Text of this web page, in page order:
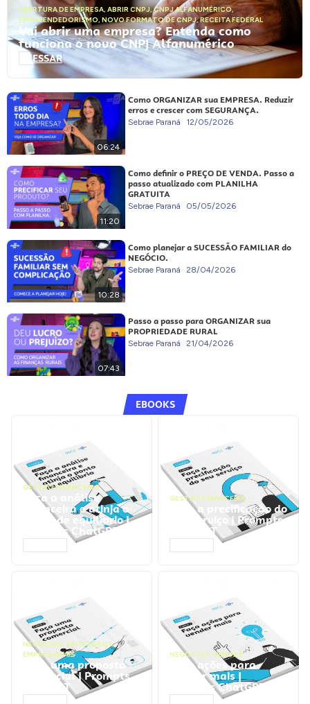
ABERTURA DE EMPRESA, ABRIR CNPJ,CNPJ ALFANUMÉRICO,
EMPREENDEDORISMO, NOVO FORMATO DE CNPJ,RECEITA FEDERAL
Vai abrir uma empresa? Entenda como
funciona o novo CNPJ Alfanumérico
ACESSAR
06:24
Como ORGANIZAR sua EMPRESA. Reduzir
erros e crescer com SEGURANÇA.
Sebrae Paraná 12/05/2026
11:20
Como definir o PREÇO DE VENDA. Passo a
passo atualizado com PLANILHA
GRATUITA
Sebrae Paraná 05/05/2026
10:28
Como planejar a SUCESSÃO FAMILIAR do
NEGÓCIO.
Sebrae Paraná 28/04/2026
07:43
Passo a passo para ORGANIZAR sua
PROPRIEDADE RURAL
Sebrae Paraná 21/04/2026
EBOOKS
GESTÃO FINANCEIRA
Faça a análise
financeira e atinja o
ponto de equilíbrio |
Prompts ChatGPT
GESTÃO FINANCEIRA
Faça a precificação do
seu serviço | Prompts
ChatGPT
NEGÓCIOS, PROCESSOS
EMPRESARIAIS
Faça uma proposta
comercial | Prompts
ChatGPT
NEGÓCIOS, VENDAS
Faça ações para
vender mais |
Prompts ChatGPT